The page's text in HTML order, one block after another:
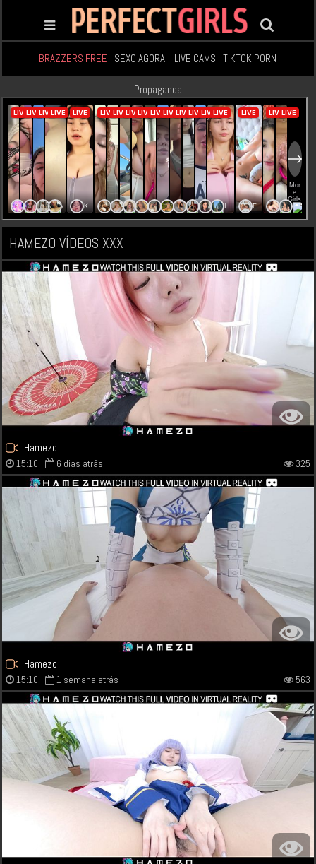
BRAZZERS FREE SEXO AGORA! LIVE CAMS TIKTOK PORN
Propaganda
HAMEZO VÍDEOS XXX
Hamezo
15:10 6 dias atrás 325
Hamezo
15:10 1 semana atrás 563